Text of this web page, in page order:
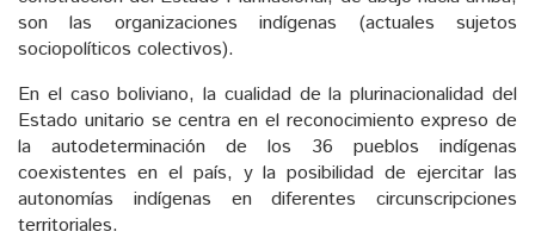
son las organizaciones indígenas (actuales sujetos
sociopolíticos colectivos).
En el caso boliviano, la cualidad de la plurinacionalidad del
Estado unitario se centra en el reconocimiento expreso de
la autodeterminación de los 36 pueblos indígenas
coexistentes en el país, y la posibilidad de ejercitar las
autonomías indígenas en diferentes circunscripciones
territoriales.